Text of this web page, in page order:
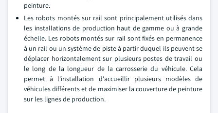
peinture.
Les robots montés sur rail sont principalement utilisés dans
les installations de production haut de gamme ou à grande
échelle. Les robots montés sur rail sont fixés en permanence
à un rail ou un système de piste à partir duquel ils peuvent se
déplacer horizontalement sur plusieurs postes de travail ou
le long de la longueur de la carrosserie du véhicule. Cela
permet à l'installation d'accueillir plusieurs modèles de
véhicules différents et de maximiser la couverture de peinture
sur les lignes de production.